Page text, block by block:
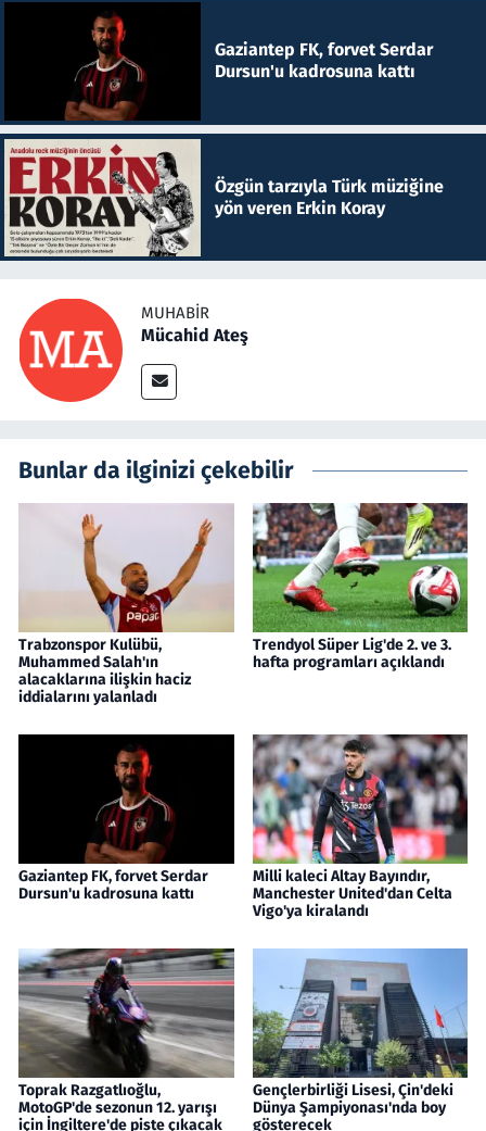
Gaziantep FK, forvet Serdar
Dursun'u kadrosuna kattı
Özgün tarzıyla Türk müziğine
yön veren Erkin Koray
MUHABIR
Mücahid Ateş
Bunlar da ilginizi çekebilir
Trabzonspor Kulübü,
Muhammed Salah'ın
alacaklarına ilişkin haciz
iddialarını yalanladı
Trendyol Süper Lig'de 2. ve 3.
hafta programları açıklandı
Gaziantep FK, forvet Serdar
Dursun'u kadrosuna kattı
Milli kaleci Altay Bayındır,
Manchester United'dan Celta
Vigo'ya kiralandı
Toprak Razgatlıoğlu,
MotoGP'de sezonun 12. yarışı
için İngiltere'de piste çıkacak
Gençlerbirliği Lisesi, Çin'deki
Dünya Şampiyonası'nda boy
gösterecek